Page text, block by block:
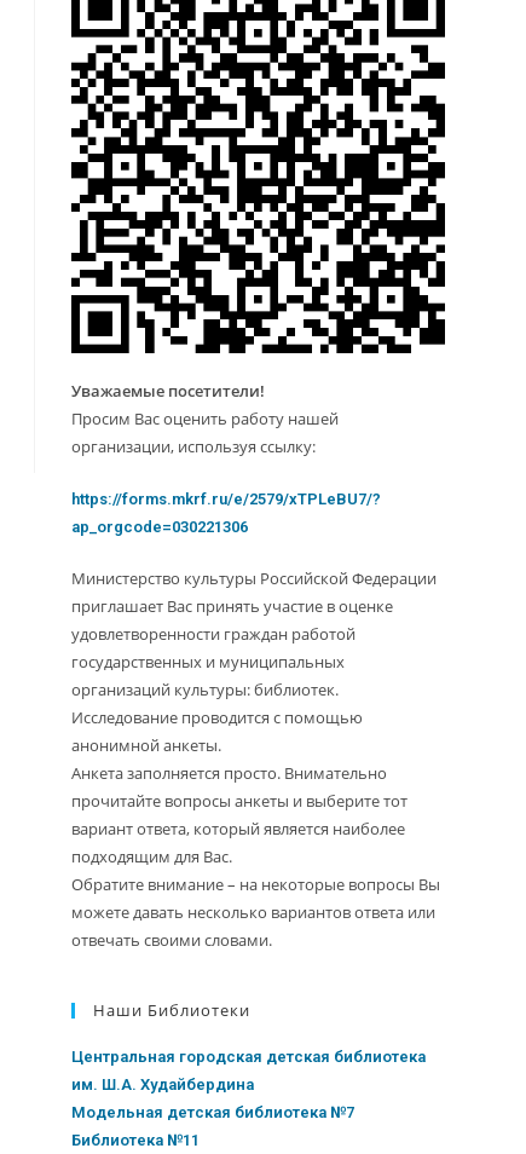
Уважаемые посетители!
Просим Вас оценить работу нашей
организации, используя ссылку:
https://forms.mkrf.ru/e/2579/xTPLeBU7/?
ap_orgcode=030221306
Министерство культуры Российской Федерации
приглашает Вас принять участие в оценке
удовлетворенности граждан работой
государственных и муниципальных
организаций культуры: библиотек.
Исследование проводится с помощью
анонимной анкеты.
Анкета заполняется просто. Внимательно
прочитайте вопросы анкеты и выберите тот
вариант ответа, который является наиболее
подходящим для Вас.
Обратите внимание – на некоторые вопросы Вы
можете давать несколько вариантов ответа или
отвечать своими словами.
Наши Библиотеки
Центральная городская детская библиотека
им. Ш.А. Худайбердина
Модельная детская библиотека №7
Библиотека №11